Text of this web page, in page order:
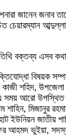
জানেন
চেয়ারম্যান
বক্তব্য এসব
বিষয়ক
কাজী শহিদ,
সময় আরো
মিজানুর
জাতীয়
আহমদ ভুইয়া,